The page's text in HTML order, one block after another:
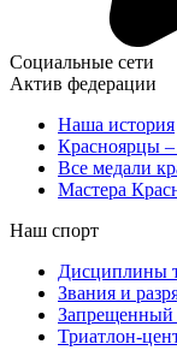
Социальные сети
Актив федерации
Наша история
Красноярцы
Все медали
Мастера
Наш спорт
Дисциплины
Звания и
Триатлон-